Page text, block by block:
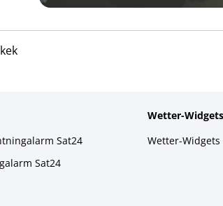
Sat24
Sat24
Wetter-Widgets
Wetter-Widgets